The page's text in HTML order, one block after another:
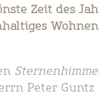
Zeit des
Peter